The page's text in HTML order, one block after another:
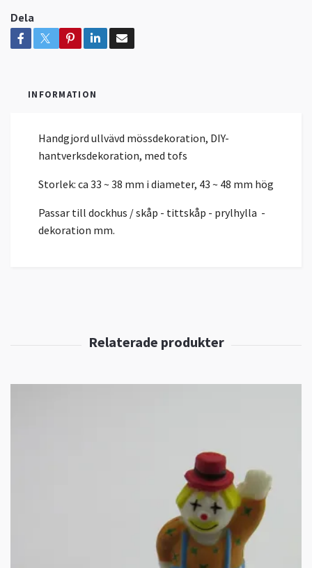
Dela
INFORMATION
Handgjord ullvävd mössdekoration, DIY-
hantverksdekoration, med tofs
Storlek: ca 33 ~ 38 mm i diameter, 43 ~ 48 mm hög
Passar till dockhus / skåp - tittskåp - prylhylla -
dekoration mm.